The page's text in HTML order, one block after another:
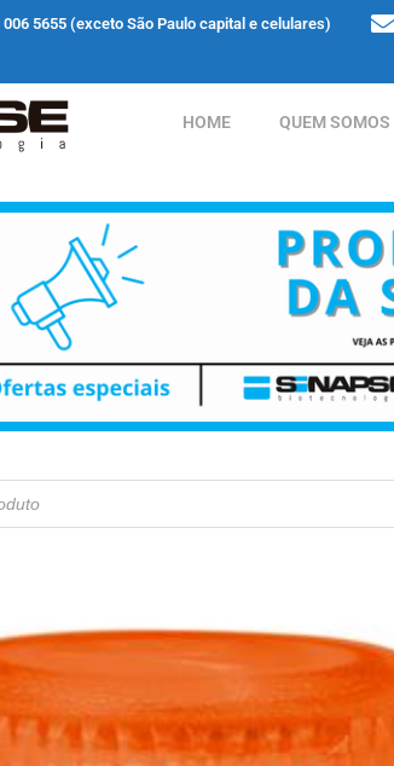
5655 (exceto São Paulo capital e celulares)
HOME QUEM SOMOS